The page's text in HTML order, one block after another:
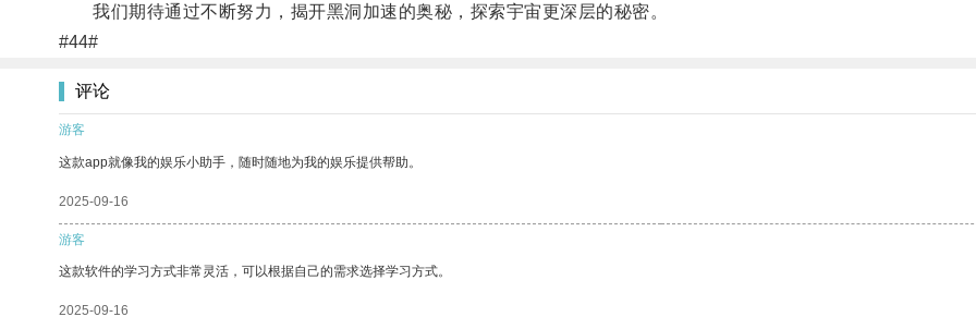
我们期待通过不断努力，揭开黑洞加速的奥秘，探索宇宙更深层的秘密。
#44#
评论
游客
这款app就像我的娱乐小助手，随时随地为我的娱乐提供帮助。
2025-09-16
游客
这款软件的学习方式非常灵活，可以根据自己的需求选择学习方式。
2025-09-16